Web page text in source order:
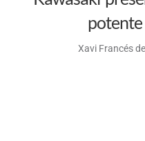
Xavi Francés